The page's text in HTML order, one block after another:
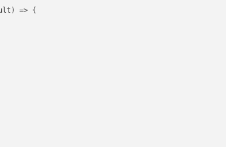
) => {